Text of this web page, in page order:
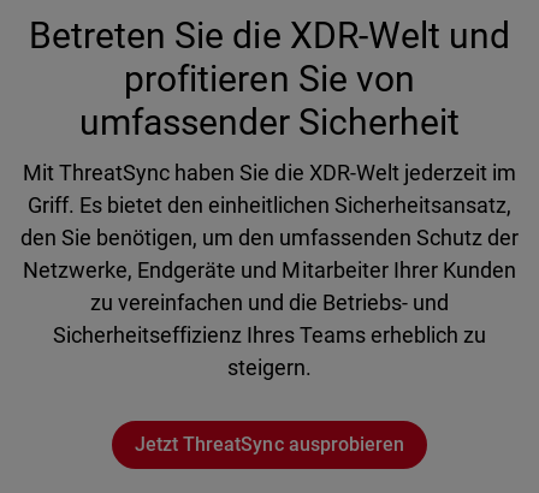
Betreten Sie die XDR-Welt und
profitieren Sie von
umfassender Sicherheit
Mit ThreatSync haben Sie die XDR-Welt jederzeit im
Griff. Es bietet den einheitlichen Sicherheitsansatz,
den Sie benötigen, um den umfassenden Schutz der
Netzwerke, Endgeräte und Mitarbeiter Ihrer Kunden
zu vereinfachen und die Betriebs- und
Sicherheitseffizienz Ihres Teams erheblich zu
steigern.
Jetzt ThreatSync ausprobieren